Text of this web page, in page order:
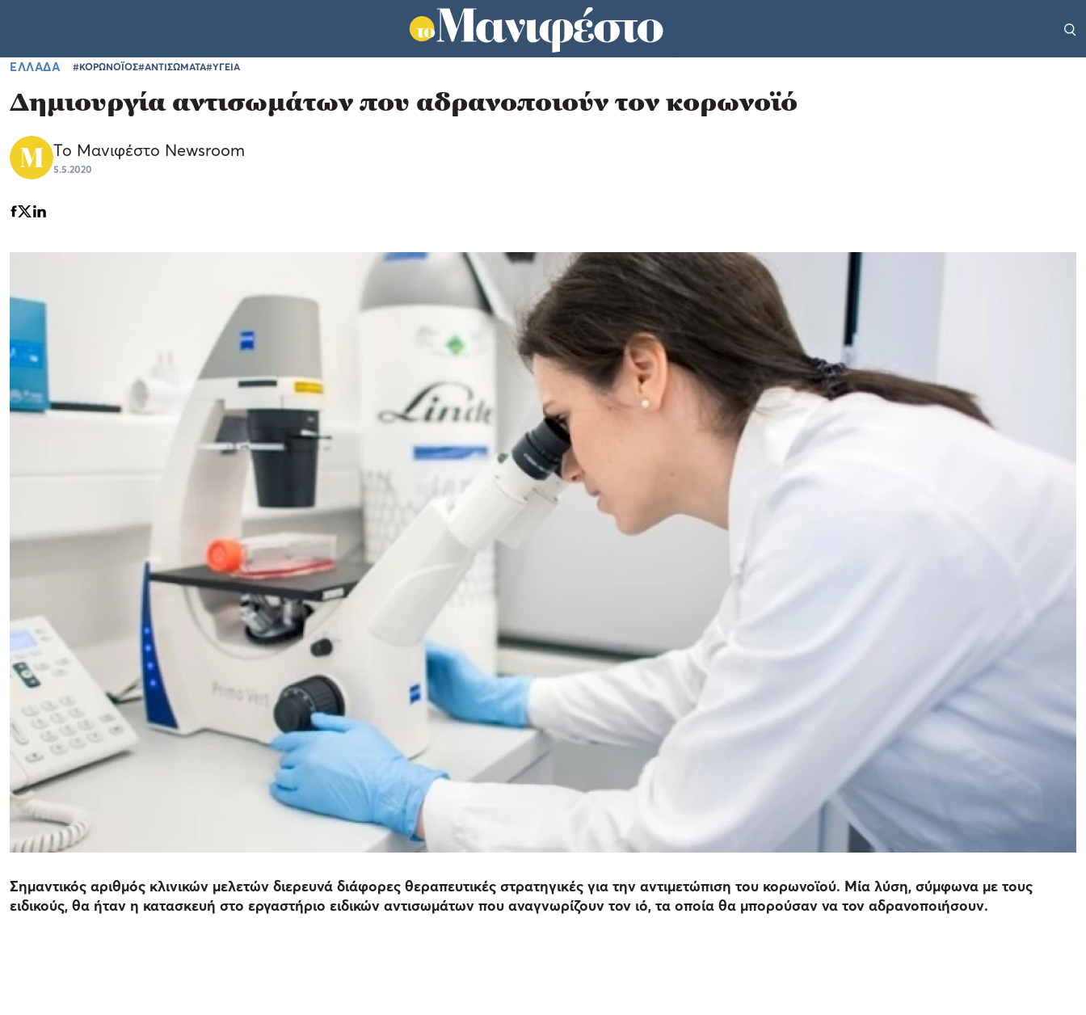
ΕΛΛΑΔΑ #ΚΟΡΩΝΟΪΟΣ#ΑΝΤΙΣΩΜΑΤΑ#ΥΓΕΙΑ
Δημιουργία αντισωμάτων που αδρανοποιούν τον κορωνοϊό
Το Μανιφέστο Newsroom
5.5.2020
Σημαντικός αριθμός κλινικών μελετών διερευνά διάφορες θεραπευτικές στρατηγικές για την αντιμετώπιση του κορωνοϊού. Μία λύση, σύμφωνα με τους
ειδικούς, θα ήταν η κατασκευή στο εργαστήριο ειδικών αντισωμάτων που αναγνωρίζουν τον ιό, τα οποία θα μπορούσαν να τον αδρανοποιήσουν.